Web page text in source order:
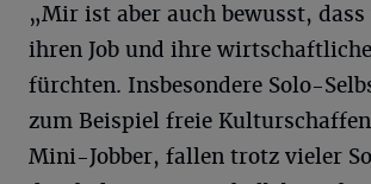
„Mir ist aber auch bewusst,
ihren Job und ihre
fürchten. Insbesondere Solo-
zum Beispiel freie
Mini-Jobber, fallen trotz vieler